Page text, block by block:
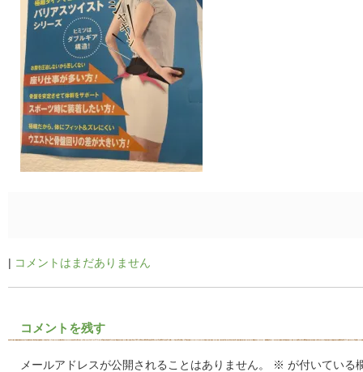
| コメントはまだありません
コメントを残す
メールアドレスが公開されることはありません。 ※ が付いている